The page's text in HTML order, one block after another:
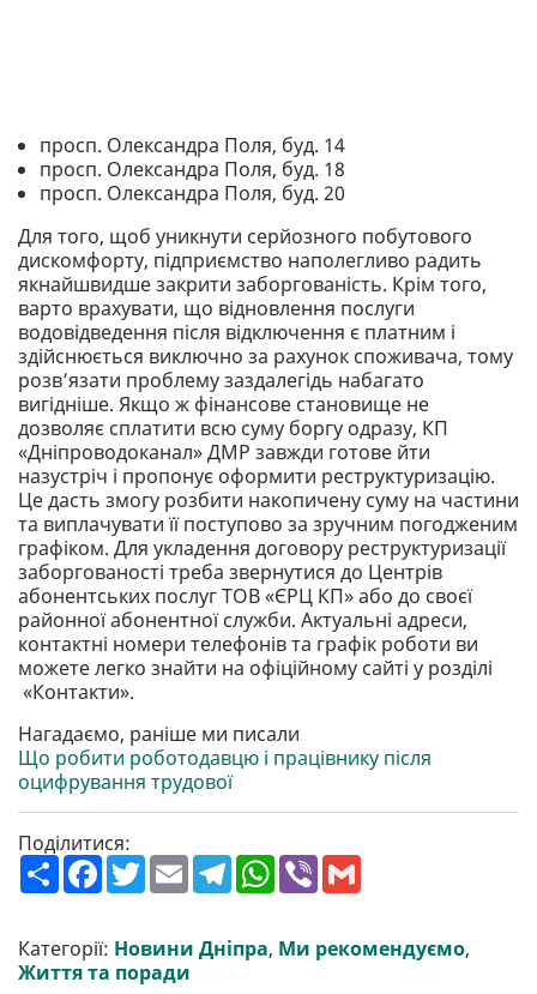
просп. Олександра Поля, буд. 14
просп. Олександра Поля, буд. 18
просп. Олександра Поля, буд. 20
Для того, щоб уникнути серйозного побутового
дискомфорту, підприємство наполегливо радить
якнайшвидше закрити заборгованість. Крім того,
варто врахувати, що відновлення послуги
водовідведення після відключення є платним і
здійснюється виключно за рахунок споживача, тому
розв’язати проблему заздалегідь набагато
вигідніше. Якщо ж фінансове становище не
дозволяє сплатити всю суму боргу одразу, КП
«Дніпроводоканал» ДМР завжди готове йти
назустріч і пропонує оформити реструктуризацію.
Це дасть змогу розбити накопичену суму на частини
та виплачувати її поступово за зручним погодженим
графіком. Для укладення договору реструктуризації
заборгованості треба звернутися до Центрів
абонентських послуг ТОВ «ЄРЦ КП» або до своєї
районної абонентної служби. Актуальні адреси,
контактні номери телефонів та графік роботи ви
можете легко знайти на офіційному сайті у розділі
«Контакти».
Нагадаємо, раніше ми писали
Що робити роботодавцю і працівнику після
оцифрування трудової
Поділитися:
П
о
ш
р
и
т
F
a
c
b
o
o
T
w
t
e
r
E
m
a
l
T
e
g
r
W
h
a
s
A
V
b
r l
Категорії: Новини Дніпра, Ми рекомендуємо,
Життя та поради